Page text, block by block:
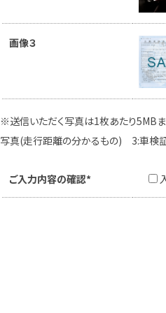
画像３
※送信いただく写真は1枚あたり5MBま
写真(走行距離の分かるもの) 3:車検
ご入力内容の確認*